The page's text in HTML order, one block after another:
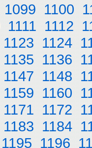
1099 1100
1111 1112
1123 1124
1135 1136
1147 1148
1159 1160
1171 1172
1183 1184
1195 1196